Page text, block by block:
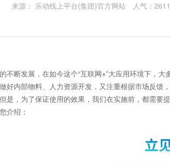
来源： 乐动线上平台(集团)官方网站 人气：2611
断发展，在如今这个“互联网+”大应用环境下，大
好内部物料、人力资源开发，又注重根据市场反馈
是，为了保证使用的效果，我们在实施前，都需要
介绍：